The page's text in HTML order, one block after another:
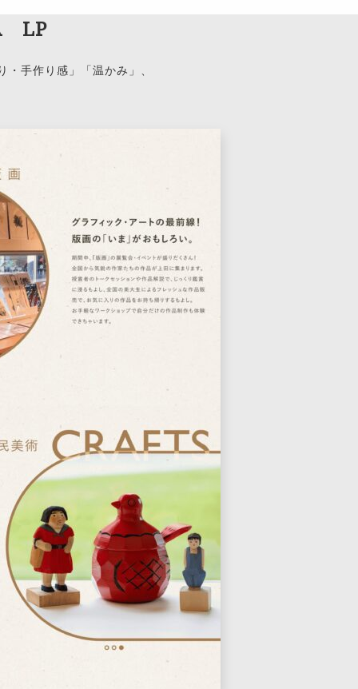
LP
手作り感」「温かみ」、